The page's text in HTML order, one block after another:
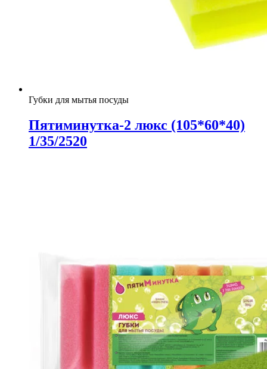
Губки для мытья посуды
Пятиминутка-2 люкс (105*60*40)
1/35/2520